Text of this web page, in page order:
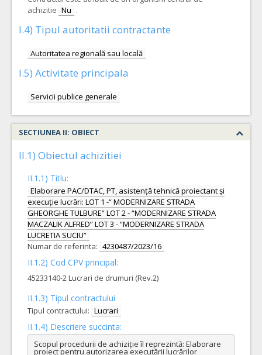
achizitie Nu .
I.4) Tipul autoritatii contractante
Autoritatea regională sau locală
I.5) Activitate principala
Servicii publice generale
SECTIUNEA II: OBIECT
II.1) Obiectul achizitiei
II.1.1) Titlu:
Elaborare PAC/DTAC, PT, asistență tehnică proiectant și
execuție lucrări: LOT 1 -“ MODERNIZARE STRADA
GHEORGHE TULBURE” LOT 2 - “MODERNIZARE STRADA
MACZALIK ALFRED” LOT 3 - “MODERNIZARE STRADA
LUCRETIA SUCIU”
Numar de referinta: 4230487/2023/16
II.1.2) Cod CPV principal:
45233140-2 Lucrari de drumuri (Rev.2)
II.1.3) Tipul contractului
Tipul contractului: Lucrari
II.1.4) Descriere succinta:
Scopul procedurii de achiziție îl reprezintă: Elaborare
proiect pentru autorizarea executării lucrărilor